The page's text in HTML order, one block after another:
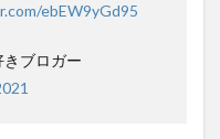
ebEW9yGd95
ブロガー